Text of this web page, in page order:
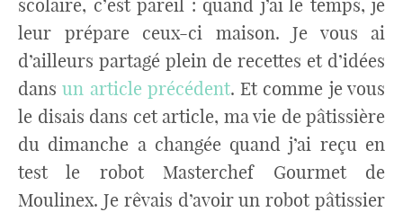
scolaire, c’est pareil : quand j’ai le temps, je
leur prépare ceux-ci maison. Je vous ai
d’ailleurs partagé plein de recettes et d’idées
dansun article précédent. Et comme je vous
le disais dans cet article, ma vie de pâtissière
du dimanche a changée quand j’ai reçu en
test le robot Masterchef Gourmet de
Moulinex. Je rêvais d’avoir un robot pâtissier